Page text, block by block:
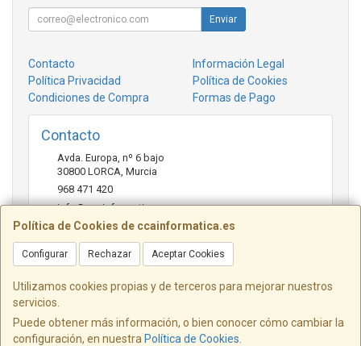
Política de Cookies de ccainformatica.es
Configurar Rechazar Aceptar Cookies
Utilizamos cookies propias y de terceros para mejorar nuestros
servicios.
Puede obtener más información, o bien conocer cómo cambiar la
configuración, en nuestra Política de Cookies
Enviar
Contacto
Información Legal
Política Privacidad
Política de Cookies
Condiciones de Compra
Formas de Pago
Contacto
Avda. Europa, nº 6 bajo
30800 LORCA, Murcia
968 471 420
info@ccainformatica.es
Horario
L-V: 9:30 h a 14 h - 16:30 h a 20:30 h - Sab: 10 h a 14 h
, , , , España. - C.I.F.: B73954331 - Tfno: